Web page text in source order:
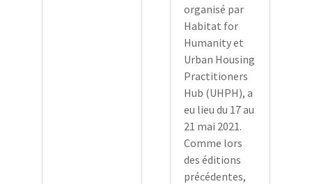
organisé par
Habitat for
Humanity et
Urban Housing
Practitioners
Hub (UHPH), a
eu lieu du 17 au
21 mai 2021.
Comme lors
des éditions
précédentes,